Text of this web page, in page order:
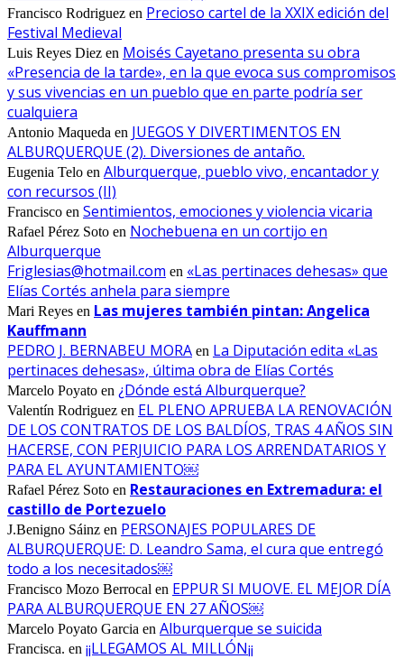
Francisco Rodriguez en Precioso cartel de la XXIX edición del
Festival Medieval
Luis Reyes Diez en Moisés Cayetano presenta su obra
«Presencia de la tarde», en la que evoca sus compromisos
y sus vivencias en un pueblo que en parte podría ser
cualquiera
Antonio Maqueda en JUEGOS Y DIVERTIMENTOS EN
ALBURQUERQUE (2). Diversiones de antaño.
Eugenia Telo en Alburquerque, pueblo vivo, encantador y
con recursos (II)
Francisco en Sentimientos, emociones y violencia vicaria
Rafael Pérez Soto en Nochebuena en un cortijo en
Alburquerque
Friglesias@hotmail.com en «Las pertinaces dehesas» que
Elías Cortés anhela para siempre
Mari Reyes en Las mujeres también pintan: Angelica
Kauffmann
PEDRO J. BERNABEU MORA en La Diputación edita «Las
pertinaces dehesas», última obra de Elías Cortés
Marcelo Poyato en ¿Dónde está Alburquerque?
Valentín Rodriguez en EL PLENO APRUEBA LA RENOVACIÓN
DE LOS CONTRATOS DE LOS BALDÍOS, TRAS 4 AÑOS SIN
HACERSE, CON PERJUICIO PARA LOS ARRENDATARIOS Y
PARA EL AYUNTAMIENTO￼
Rafael Pérez Soto en Restauraciones en Extremadura: el
castillo de Portezuelo
J.Benigno Sáinz en PERSONAJES POPULARES DE
ALBURQUERQUE: D. Leandro Sama, el cura que entregó
todo a los necesitados￼
Francisco Mozo Berrocal en EPPUR SI MUOVE. EL MEJOR DÍA
PARA ALBURQUERQUE EN 27 AÑOS￼
Marcelo Poyato Garcia en Alburquerque se suicida
Francisca. en ¡¡LLEGAMOS AL MILLÓN¡¡